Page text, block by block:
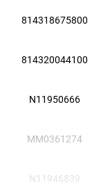
814318675800
814320044100
N11950666
MM0361274
N11946839